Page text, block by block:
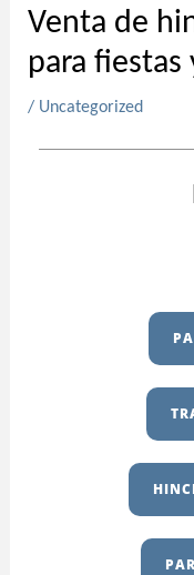
Venta de
para fiestas
/ Uncategorized